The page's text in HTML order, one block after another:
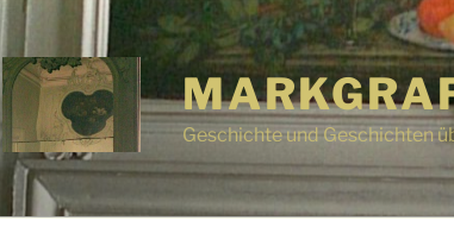
Geschichte und Geschichten